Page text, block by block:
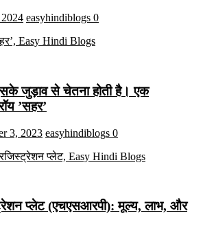
easyhindiblogs 0
जुड़ाव से चेतना होती है। एक
’सहर’
3, 2023 easyhindiblogs 0
प्लेट (एचएसआरपी): मूल्य, लाभ, और